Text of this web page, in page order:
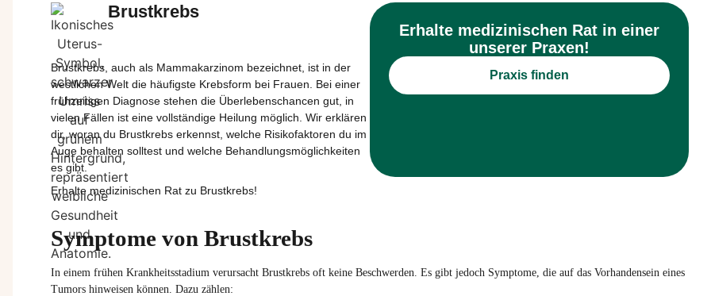
Brustkrebs
Brustkrebs auch als Mammakarzinom bezeichnet ist in der
westlichenWelt die häufigste Krebsform bei Frauen. Bei einer
frühzeitigen Diagnose stehen die Überlebenschancen gut, in
vielenFällen ist eine vollständige Heilung möglich . Wir erklären
dir,worandu Brustkrebs erkennst welche Risikofaktoren du im
Auge behalten solltest und welche Behandlungsmöglichkeiten
esgibt.
Erhalte medizinischen Rat zu Brustkrebs!
Erhalte medizinischen Rat in einer
unserer Praxen!
Praxis finden
Symptome von Brustkrebs
In einem frühen Krankheitsstadium verursacht Brustkrebs oft keine Beschwerden. Es gibt jedoch Symptome, die auf das Vorhandensein eines
Tumors hinweisen können. Dazu zählen: